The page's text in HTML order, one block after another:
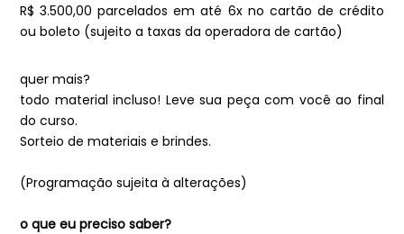
R$ 3.500,00 parcelados em até 6x no cartão de crédito
ou boleto (sujeito a taxas da operadora de cartão)
quer mais?
todo material incluso! Leve sua peça com você ao final
do curso.
Sorteio de materiais e brindes.
(Programação sujeita à alterações)
o que eu preciso saber?